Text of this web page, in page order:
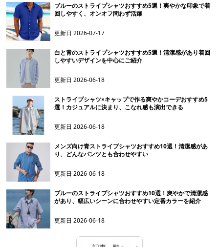
ブルーのストライプシャツおすすめ5選！爽やかな印象で着
回しやすく、オンオフ問わず活躍
更新日2026-07-17
白と青のストライプシャツおすすめ5選！清潔感があり着回
しやすいデザインを中心にご紹介
更新日2026-06-18
ストライプシャツ×キャップで作る爽やかコーデおすすめ5
選！カジュアルに決まり、こなれ感も演出できる
更新日2026-06-18
メンズ向け青ストライプシャツおすすめ10選！清潔感があ
り、どんなパンツとも合わせやすい
更新日2026-06-18
ブルーのストライプシャツおすすめ10選！爽やかで清潔感
があり、幅広いシーンに合わせやすい定番カラーを紹介
更新日2026-06-18